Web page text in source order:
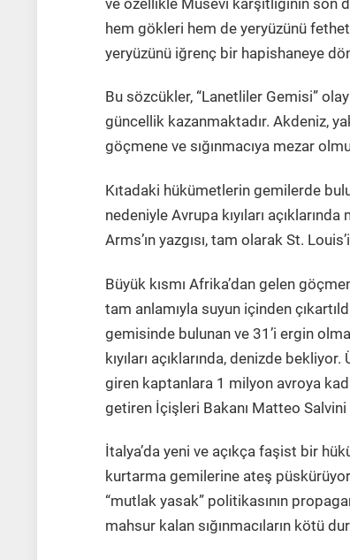
ve özellikle Musevi karşıtlığının
hem gökleri hem de yeryüzünü
yeryüzünü iğrenç bir hapishaneye
Bu sözcükler, “Lanetliler Gemisi”
güncellik kazanmaktadır. Akdeniz,
göçmene ve sığınmacıya mezar
Kıtadaki hükümetlerin gemilerde
nedeniyle Avrupa kıyıları
Arms’ın yazgısı, tam olarak St.
Büyük kısmı Afrika’dan gelen
tam anlamıyla suyun içinden
gemisinde bulunan ve 31’i ergin
kıyıları açıklarında, denizde
giren kaptanlara 1 milyon avroya
getiren İçişleri Bakanı Matteo
İtalya’da yeni ve açıkça faşist bir
kurtarma gemilerine ateş püskürüyor.
“mutlak yasak” politikasının
mahsur kalan sığınmacıların kötü